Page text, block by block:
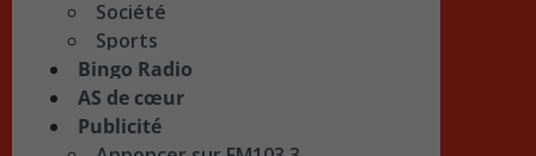
Société
Sports
Bingo Radio
AS de cœur
Publicité